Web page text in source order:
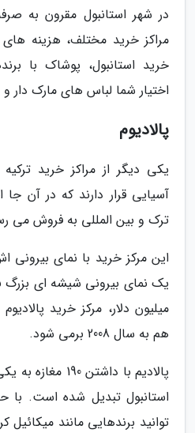
در شهر استانبول مقرون به
مراکز خرید مختلف، هزینه های
خرید استانبول، پوشاک با
اختیار شما لباس های مارک دار
پالادیوم
یکی دیگر از مراکز خرید
آسیایی قرار دارند که در آن
ترک و بین المللی به فروش می
این مرکز خرید با نمای
میلیون دلار، مرکز خرید
هم به سال 2008 برمی شود.
پالادیم با داشتن
استانبول تبدیل شده است. با
توانید برندهایی مانند